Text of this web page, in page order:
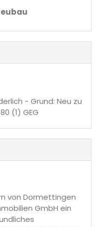
- Grund: Neu zu
(1) GEG
von Dormettingen
GmbH ein